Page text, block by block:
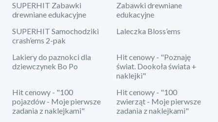
SUPERHIT Zabawki
drewniane edukacyjne
Zabawki drewniane
edukacyjne
SUPERHIT Samochodziki
crash’ems 2-pak
Laleczka Bloss’ems
Lakiery do paznokci dla
dziewczynek Bo Po
Hit cenowy - "Poznaję
świat. Dookoła świata +
naklejki"
Hit cenowy - "100
pojazdów - Moje pierwsze
zadania z naklejkami"
Hit cenowy - "100
zwierząt - Moje pierwsze
zadania z naklejkami"